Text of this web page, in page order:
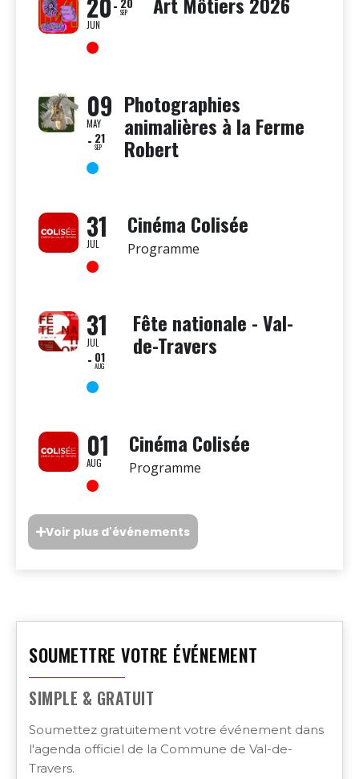
JUN
SEP
09
MAY
21
SEP
Photographies
animalières à la Ferme
Robert
31
JUL
Cinéma Colisée
Programme
31
JUL
01
AUG
Fête nationale - Val-
de-Travers
01
AUG
Cinéma Colisée
Programme
Voir plus d'événements
SOUMETTRE VOTRE ÉVÉNEMENT
SIMPLE & GRATUIT
Soumettez gratuitement votre événement dans
l'agenda officiel de la Commune de Val-de-
Travers.